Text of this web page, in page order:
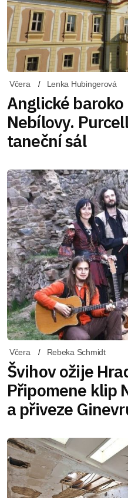
Včera Lenka Hubingerová
Anglické
Nebílovy.
taneční sál
Včera Rebeka Schmidt
Švihov ožije
Připomene klip
a přiveze